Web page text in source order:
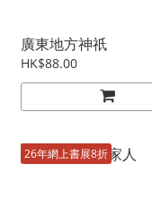
廣東地方神祇
HK$88.00
26年網上書展8折